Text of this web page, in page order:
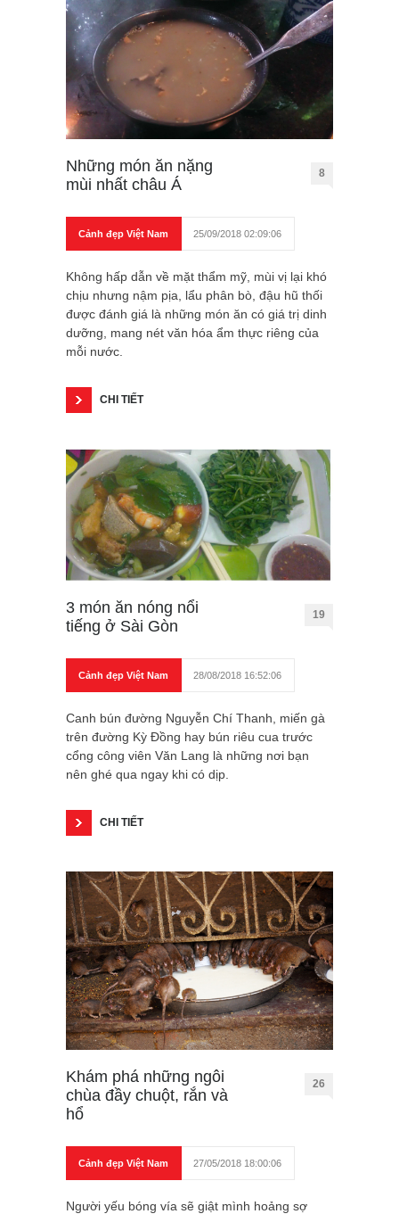
Những món ăn nặng
mùi nhất châu Á
8
Cảnh đẹp Việt Nam 25/09/2018 02:09:06
Không hấp dẫn về mặt thẩm mỹ, mùi vị lại khó
chịu nhưng nậm pịa, lẩu phân bò, đậu hũ thối
được đánh giá là những món ăn có giá trị dinh
dưỡng, mang nét văn hóa ẩm thực riêng của
mỗi nước.
CHI TIẾT
3 món ăn nóng nổi
tiếng ở Sài Gòn
19
Cảnh đẹp Việt Nam 28/08/2018 16:52:06
Canh bún đường Nguyễn Chí Thanh, miến gà
trên đường Kỳ Đồng hay bún riêu cua trước
cổng công viên Văn Lang là những nơi bạn
nên ghé qua ngay khi có dịp.
CHI TIẾT
Khám phá những ngôi
chùa đầy chuột, rắn và
hổ
26
Cảnh đẹp Việt Nam 27/05/2018 18:00:06
Người yếu bóng vía sẽ giật mình hoảng sợ